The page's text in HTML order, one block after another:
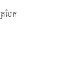
បែក